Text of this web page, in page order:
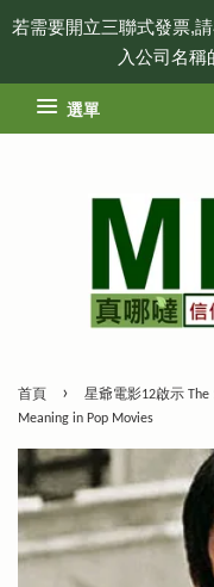
若需要開立三聯式發票,
入公司名稱
選單
首頁 ›
星爺電影12啟示 The
Meaning in Pop Movies